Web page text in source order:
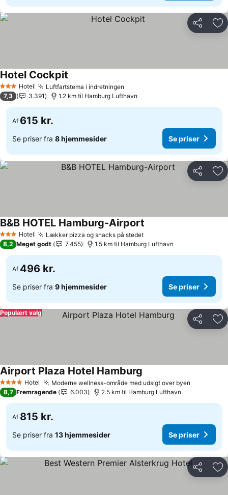
Del
3 StjernerHotel Luftfartstema i indretningen
Hotel Cockpit
7,3 3.391 1.2 km til Hamburg Lufthavn
Af 615 kr.
Se priser fra 8 hjemmesider Se priser
Del
3 StjernerHotel Lækker pizza og snacks på stedet
B&B HOTEL Hamburg-Airport
8,2 Meget godt 7.455 1.5 km til Hamburg Lufthavn
Af 496 kr.
Se priser fra 9 hjemmesider Se priser
Del
Populært valg
4 StjernerHotel Moderne wellness-område med udsigt over byen
Airport Plaza Hotel Hamburg
8,7 Fremragende 6.003 2.5 km til Hamburg Lufthavn
Af 815 kr.
Se priser fra 13 hjemmesider Se priser
Del